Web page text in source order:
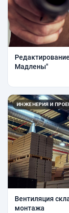
Мадлены"
ИНЖЕНЕРИЯ И
Вентиляция
монтажа